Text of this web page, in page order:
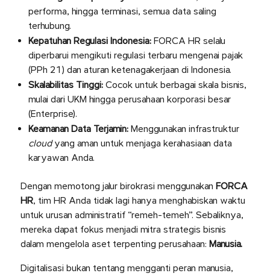
performa, hingga terminasi, semua data saling
terhubung.
Kepatuhan Regulasi Indonesia: FORCA HR selalu
diperbarui mengikuti regulasi terbaru mengenai pajak
(PPh 21) dan aturan ketenagakerjaan di Indonesia.
Skalabilitas Tinggi: Cocok untuk berbagai skala bisnis,
mulai dari UKM hingga perusahaan korporasi besar
(Enterprise).
Keamanan Data Terjamin: Menggunakan infrastruktur
cloudyang aman untuk menjaga kerahasiaan data
karyawan Anda.
Dengan memotong jalur birokrasi menggunakanFORCA
HR, tim HR Anda tidak lagi hanya menghabiskan waktu
untuk urusan administratif “remeh-temeh”. Sebaliknya,
mereka dapat fokus menjadi mitra strategis bisnis
dalam mengelola aset terpenting perusahaan:Manusia.
Digitalisasi bukan tentang mengganti peran manusia,